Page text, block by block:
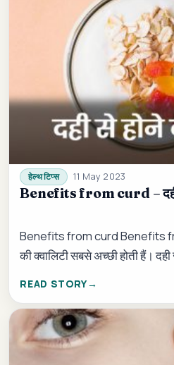
हेल्थ टिप्स 11 May 2023
Benefits from curd – दही
Benefits from curd Benefits
की क्वालिटी सबसे अच्छी होती हैं।
READ STORY